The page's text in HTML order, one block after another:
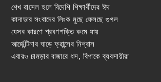
শেখ রাসেল হলে বিদেশি শিক্ষার্থীদের ঈদ
কানাডার সংবাদের লিংক মুছে ফেলছে গুগল
যেসব কারণে শ্রবণশক্তি কমে যায়
আর্জেন্টিনার ঘাড়ে ফ্রান্সের নিশ্বাস
এবারও চামড়ার বাজারে ধস, বিপাকে ব্যবসায়ীরা